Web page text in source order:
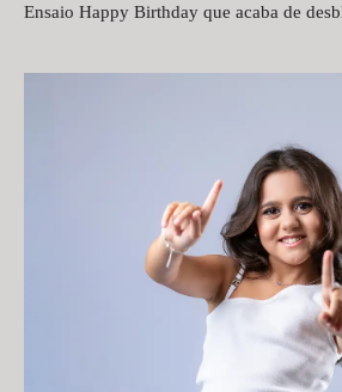
Ensaio Happy Birthday que acaba de